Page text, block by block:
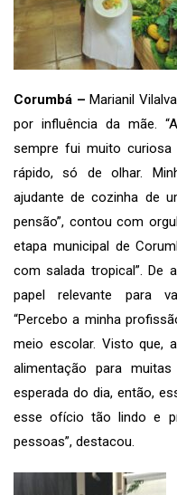
Corumbá –Marianil
por influência da mãe.
sempre fui muito curiosa
rápido, só de olhar.
ajudante de cozinha de
pensão”, contou com
etapa municipal de
com salada tropical”. De
papel relevante para
“Percebo a minha
meio escolar. Visto que,
alimentação para
esperada do dia, então,
esse ofício tão lindo e
pessoas”, destacou.